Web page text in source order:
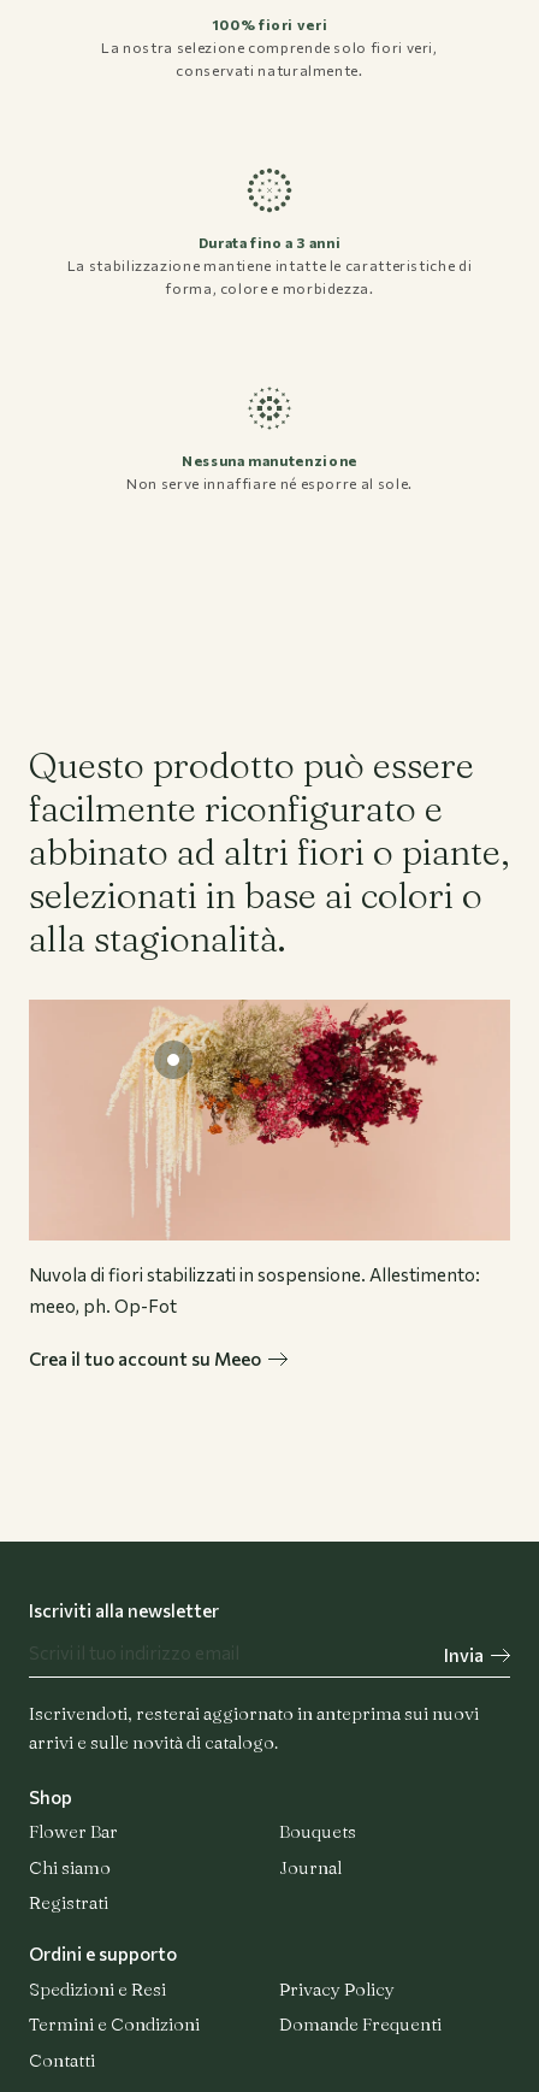
Termini e condizioni
100% fiori veri
La nostra selezione comprende solo fiori veri,
conservati naturalmente.
Durata fino a 3 anni
La stabilizzazione mantiene intatte le caratteristiche di
forma, colore e morbidezza.
Nessuna manutenzione
Non serve innaffiare né esporre al sole.
Questo prodotto può essere
facilmente riconfigurato e
abbinato ad altri fiori o piante,
selezionati in base ai colori o
alla stagionalità.
Nuvola di fiori stabilizzati in sospensione. Allestimento:
meeo, ph. Op-Fot
Crea il tuo account su Meeo
Iscriviti alla newsletter
Invia
Iscrivendoti, resterai aggiornato in anteprima sui nuovi
arrivi e sulle novità di catalogo.
Shop
Flower Bar
Bouquets
Chi siamo
Journal
Registrati
Ordini e supporto
Spedizioni e Resi
Privacy Policy
Termini e Condizioni
Domande Frequenti
Contatti